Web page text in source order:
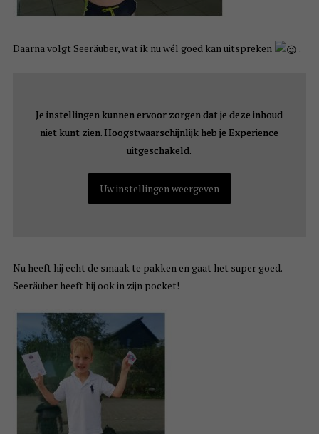
Daarna volgt Seeräuber, wat ik nu wél goed kan uitspreken .
Je instellingen kunnen ervoor zorgen dat je deze inhoud
niet kunt zien. Hoogstwaarschijnlijk heb je Experience
uitgeschakeld.
Uw instellingen weergeven
Je instellingen kunnen ervoor zorgen dat je deze inhoud
niet kunt zien. Hoogstwaarschijnlijk heb je Experience
uitgeschakeld.
Uw instellingen weergeven
Nu heeft hij echt de smaak te pakken en gaat het super goed.
Seeräuber heeft hij ook in zijn pocket!